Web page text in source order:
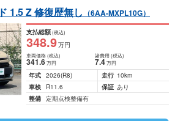
1.5 Z 修復歴無し （6AA-MXPL10G）
支払総額(税込)
348.9万円
車両価格(税込)
341.6万円
諸費用 (税込)
7.4 万円
年式 2026(R8) 走行 10km
車検
R11.6 保証 あり
整備 定期点検整備有